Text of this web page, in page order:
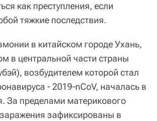
как преступления, если
тяжкие последствия.
в китайском городе Ухань,
в центральной части страны
возбудителем которой стал
- 2019-nCoV, началась в
За пределами материкового
зафиксированы в